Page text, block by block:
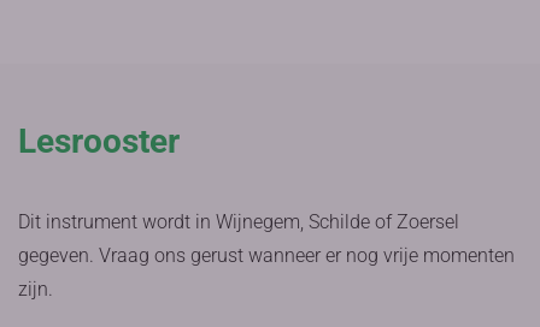
Lesrooster
Dit instrument wordt in Wijnegem, Schilde of Zoersel
gegeven. Vraag ons gerust wanneer er nog vrije momenten
zijn.